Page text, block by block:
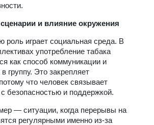
и влияние окружения
роль играет социальная среда. В
употребление табака
как способ коммуникации и
группу. Это закрепляет
что человек связывает
безопасностью и поддержкой.
— ситуации, когда перерывы на
регулярными именно из-за